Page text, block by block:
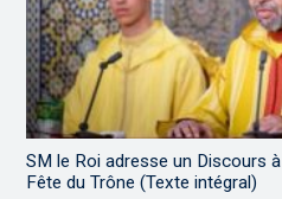
SM le Roi adresse un Discours
Fête du Trône (Texte intégral)